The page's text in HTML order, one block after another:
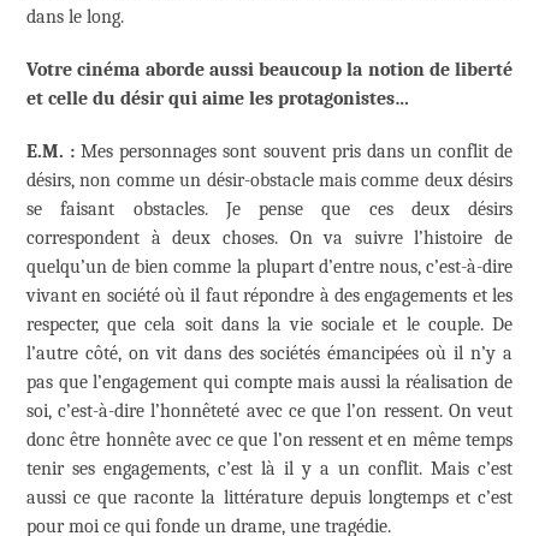
dans le long.
Votre cinéma aborde aussi beaucoup la notion de liberté
et celle du désir qui aime les protagonistes…
E.M. : Mes personnages sont souvent pris dans un conflit de
désirs, non comme un désir-obstacle mais comme deux désirs
se faisant obstacles. Je pense que ces deux désirs
correspondent à deux choses. On va suivre l’histoire de
quelqu’un de bien comme la plupart d’entre nous, c’est-à-dire
vivant en société où il faut répondre à des engagements et les
respecter, que cela soit dans la vie sociale et le couple. De
l’autre côté, on vit dans des sociétés émancipées où il n’y a
pas que l’engagement qui compte mais aussi la réalisation de
soi, c’est-à-dire l’honnêteté avec ce que l’on ressent. On veut
donc être honnête avec ce que l’on ressent et en même temps
tenir ses engagements, c’est là il y a un conflit. Mais c’est
aussi ce que raconte la littérature depuis longtemps et c’est
pour moi ce qui fonde un drame, une tragédie.